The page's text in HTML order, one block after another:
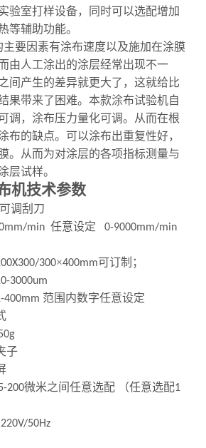
验室打样设备，同时可以选配增加
等辅助功能。
主要因素有涂布速度以及施加在涂膜
由人工涂出的涂层经常出现不一
间产生的差异就更大了，这就给比
果带来了困难。本款涂布试验机自
调，涂布压力量化可调。 从而在根
布的缺点。可以涂布出重复性好，
。从而为对涂层的各项指标测量与
层试样。
机技术参数
可调刮刀
mm/min任意设定 0-9000mm/min
300×400mm可订制 ；
-3000um
400mm 范围内数字任意设定
子
-200微米之间任意选配 （任意选配1
220V/50Hz